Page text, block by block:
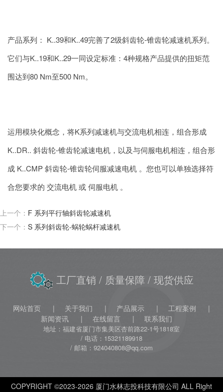
产品系列： K..39和K..49完善了2级斜齿轮-锥齿轮减速机系列。
它们与K..19和K..29一同设定标准：4种规格产品提供的扭矩范
围达到80 Nm至500 Nm。
运用模块化概念，将K系列减速机与交流电机相连，组合形成
K..DR.. 斜齿轮-锥齿轮减速电机，以及与伺服电机相连，组合形
成 K..CMP 斜齿轮-锥齿轮伺服减速电机 。您也可以单独选择符
合您要求的 交流电机 或 伺服电机 。
上一个： F 系列平行轴斜齿轮减速机
下一个： S 系列斜齿轮-蜗轮蜗杆减速机
工厂直销 / 质量保障 / 现货供应
网站首页 关于我们 产品展示
工程案例
新闻资讯
在线留言 联系我们
地址：福建省厦门市集美区杏前路22-1号1818室
电话：15321189918
邮箱：924040808@qq.com
COPYRIGHT ©2023-2026 厦门水林志投科技有限公司 ALL Right